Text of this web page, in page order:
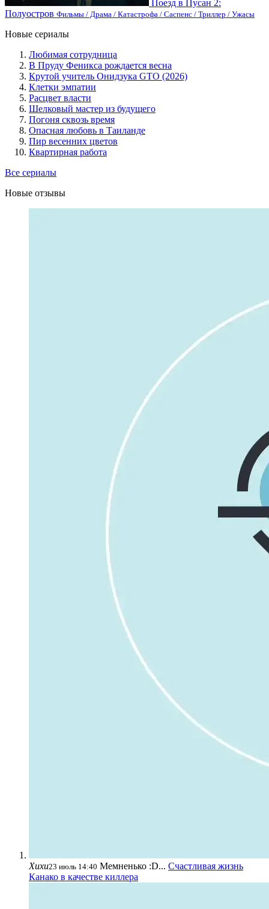
Поезд в Пусан 2:
Полуостров Фильмы / Драма / Катастрофа / Саспенс / Триллер / Ужасы
Новые сериалы
Любимая сотрудница
В Пруду Феникса рождается весна
Крутой учитель Онидзука GTO (2026)
Клетки эмпатии
Расцвет власти
Шелковый мастер из будущего
Погоня сквозь время
Опасная любовь в Таиланде
Пир весенних цветов
Квартирная работа
Все сериалы
Новые отзывы
Хихи23 июль 14:40 Мемненько :D... Счастливая жизнь
Канако в качестве киллера